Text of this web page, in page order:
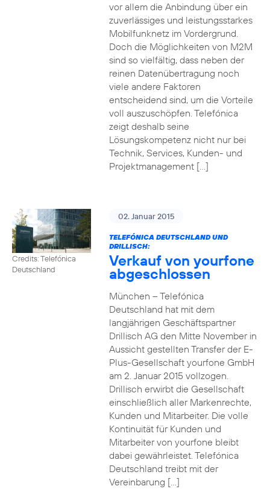
vor allem die Anbindung über ein
zuverlässiges und leistungsstarkes
Mobilfunknetz im Vordergrund.
Doch die Möglichkeiten von M2M
sind so vielfältig, dass neben der
reinen Datenübertragung noch
viele andere Faktoren
entscheidend sind, um die Vorteile
voll auszuschöpfen. Telefónica
zeigt deshalb seine
Lösungskompetenz nicht nur bei
Technik, Services, Kunden- und
Projektmanagement […]
Credits: Telefónica
Deutschland
02. Januar 2015
TELEFÓNICA DEUTSCHLAND UND
DRILLISCH:
Verkauf von yourfone
abgeschlossen
München – Telefónica
Deutschland hat mit dem
langjährigen Geschäftspartner
Drillisch AG den Mitte November in
Aussicht gestellten Transfer der E-
Plus-Gesellschaft yourfone GmbH
am 2. Januar 2015 vollzogen.
Drillisch erwirbt die Gesellschaft
einschließlich aller Markenrechte,
Kunden und Mitarbeiter. Die volle
Kontinuität für Kunden und
Mitarbeiter von yourfone bleibt
dabei gewährleistet. Telefónica
Deutschland treibt mit der
Vereinbarung […]